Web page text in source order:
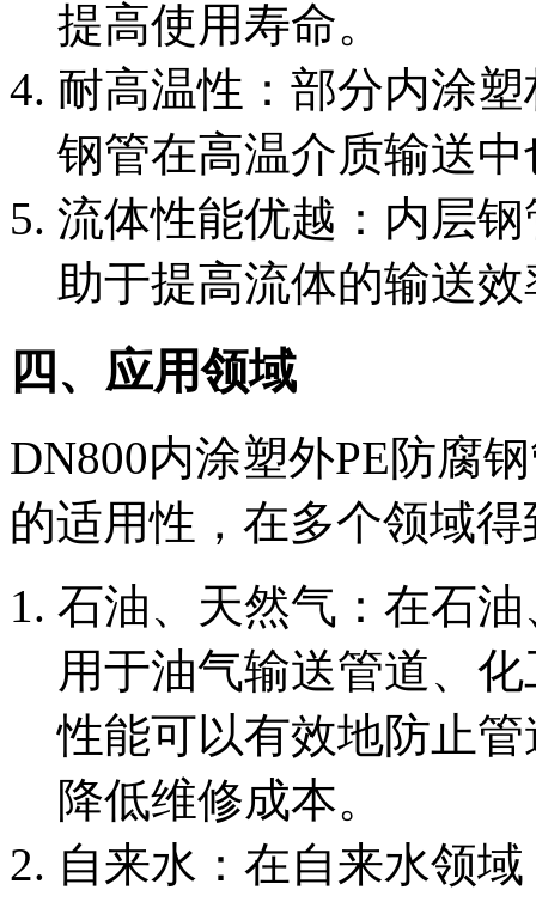
提高使用寿命。
耐高温性‌：部分内涂
钢管在高温介质输送
流体性能优越‌：内层
助于提高流体的输送效
四、应用领域
DN800内涂塑外PE防腐
的适用性，在多个领域
石油、天然气‌：在石
用于油气输送管道、
性能可以有效地防止
降低维修成本。
自来水‌：在自来水领